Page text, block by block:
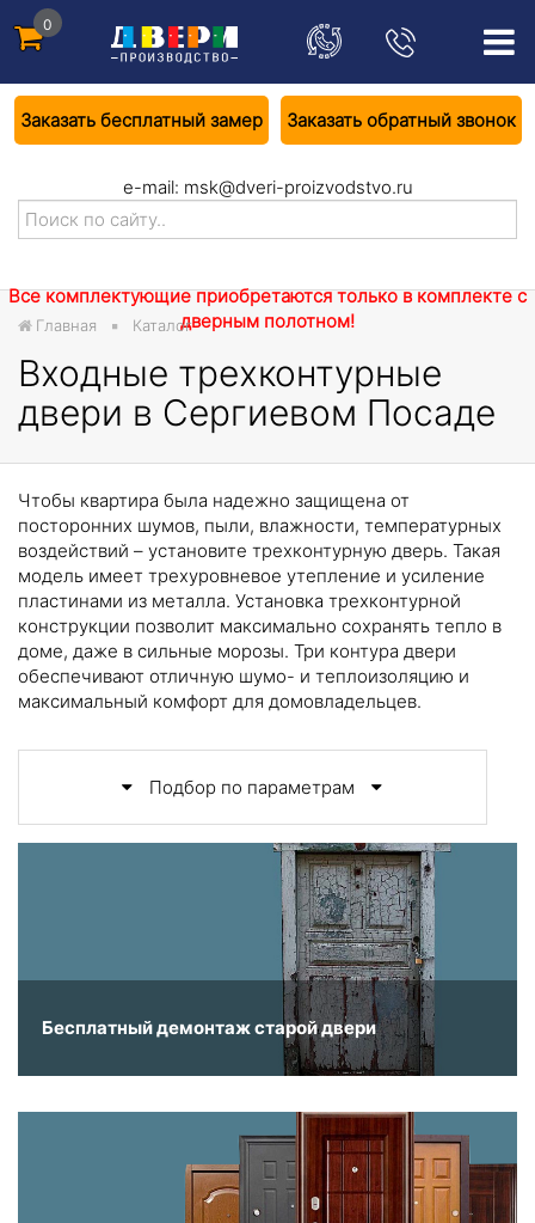
0
Заказать бесплатный замер Заказать обратный звонок
e-mail: msk@dveri-proizvodstvo.ru
Все комплектующие приобретаются только в комплекте с
дверным полотном!
Главная Каталог
Входные трехконтурные
двери в Сергиевом Посаде
Чтобы квартира была надежно защищена от
посторонних шумов, пыли, влажности, температурных
воздействий – установите трехконтурную дверь. Такая
модель имеет трехуровневое утепление и усиление
пластинами из металла. Установка трехконтурной
конструкции позволит максимально сохранять тепло в
доме, даже в сильные морозы. Три контура двери
обеспечивают отличную шумо- и теплоизоляцию и
максимальный комфорт для домовладельцев.
Подбор по параметрам
Бесплатный демонтаж старой двери